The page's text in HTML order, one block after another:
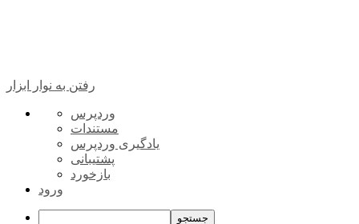
رفتن به نوار ابزار
درباره
وردپرس
وردپرس
مستندات
یادگیری وردپرس
پشتیبانی
بازخورد
ورود
جستجو